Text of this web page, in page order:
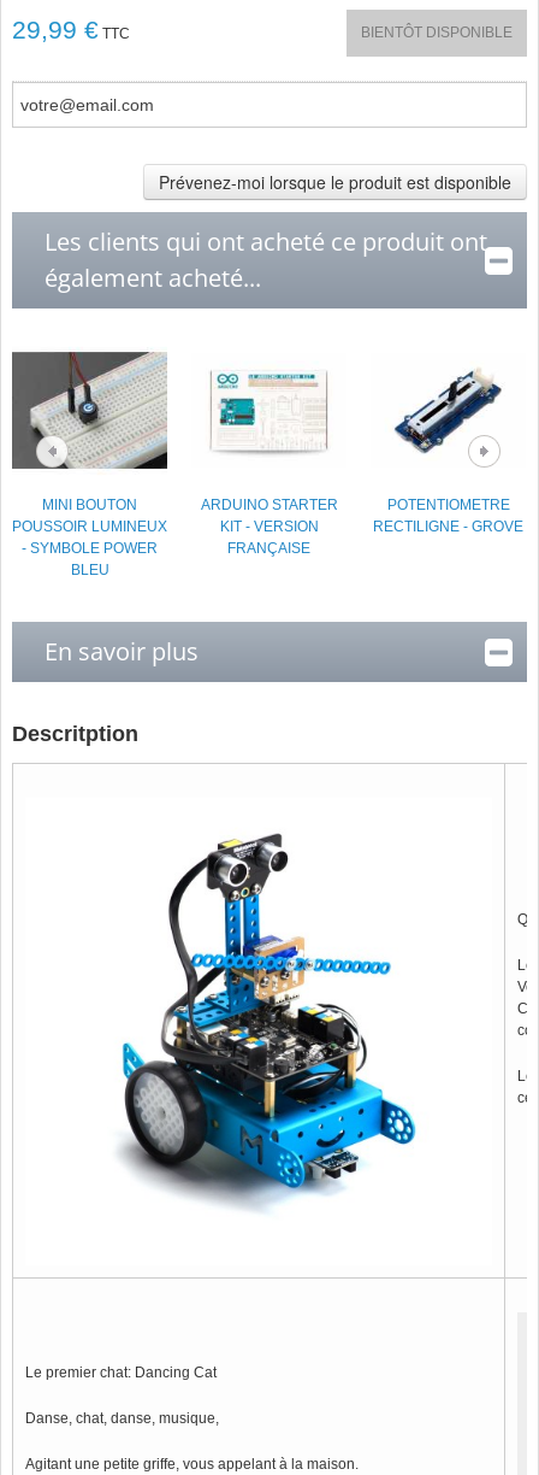
29,99 € TTC BIENTÔT DISPONIBLE
Prévenez-moi lorsque le produit est disponible
Les clients qui ont acheté ce produit ont
également acheté...
MINI BOUTON
POUSSOIR LUMINEUX
- SYMBOLE POWER
BLEU
ARDUINO STARTER
KIT - VERSION
FRANÇAISE
POTENTIOMETRE
RECTILIGNE - GROVE
En savoir plus
Descritption
Le
Le
ce
Le premier chat: Dancing Cat
Danse, chat, danse, musique,
Agitant une petite griffe, vous appelant à la maison.